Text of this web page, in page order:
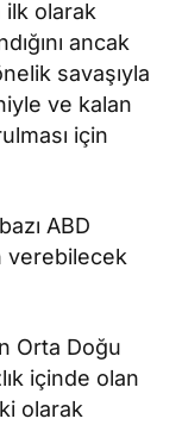
ilk olarak
ancak
savaşıyla
ve kalan
için
ABD
verebilecek
Orta Doğu
içinde olan
olarak